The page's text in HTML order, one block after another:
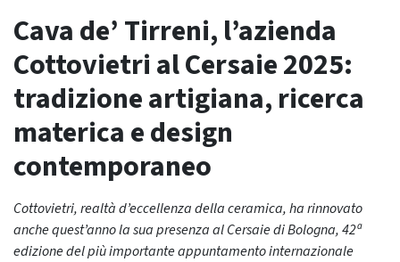
Cava de’ Tirreni, l’azienda
Cottovietri al Cersaie 2025:
tradizione artigiana, ricerca
materica e design
contemporaneo
Cottovietri, realtà d’eccellenza della ceramica, ha rinnovato
anche quest’anno la sua presenza al Cersaie di Bologna, 42ª
edizione del più importante appuntamento internazionale